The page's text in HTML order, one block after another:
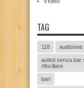
TAG
118 audizione
autisti senza bar
rifocillare
bari